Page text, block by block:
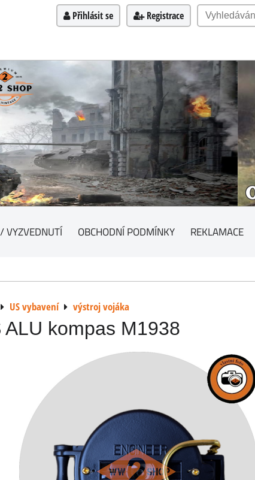
Přihlásit se Registrace
VYZVEDNUTÍ OBCHODNÍ PODMÍNKY REKLAMACE
US vybavení výstroj vojáka
ALU kompas M1938